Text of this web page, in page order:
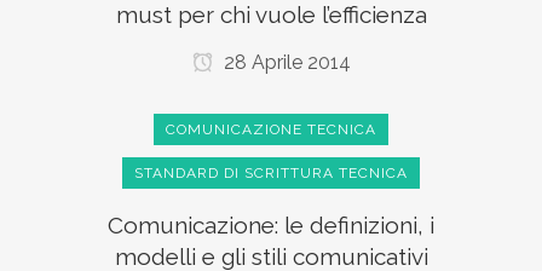
must per chi vuole l’efficienza
28 Aprile 2014
COMUNICAZIONE TECNICA
STANDARD DI SCRITTURA TECNICA
Comunicazione: le definizioni, i
modelli e gli stili comunicativi